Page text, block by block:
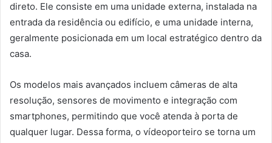
direto. Ele consiste em uma unidade externa, instalada na
entrada da residência ou edifício, e uma unidade interna,
geralmente posicionada em um local estratégico dentro da
casa.
Os modelos mais avançados incluem câmeras de alta
resolução, sensores de movimento e integração com
smartphones, permitindo que você atenda à porta de
qualquer lugar. Dessa forma, o vídeoporteiro se torna um